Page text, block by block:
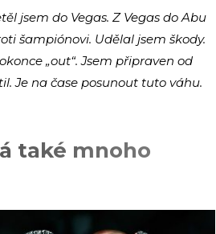
jsem do Vegas. Z Vegas do Abu
šampiónovi. Udělal jsem škody.
„out“. Jsem připraven od
Je na čase posunout tuto váhu.
také mnoho